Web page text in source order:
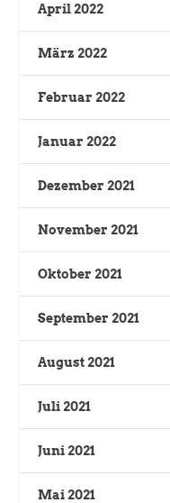
April 2022
März 2022
Februar 2022
Januar 2022
Dezember 2021
November 2021
Oktober 2021
September 2021
August 2021
Juli 2021
Juni 2021
Mai 2021